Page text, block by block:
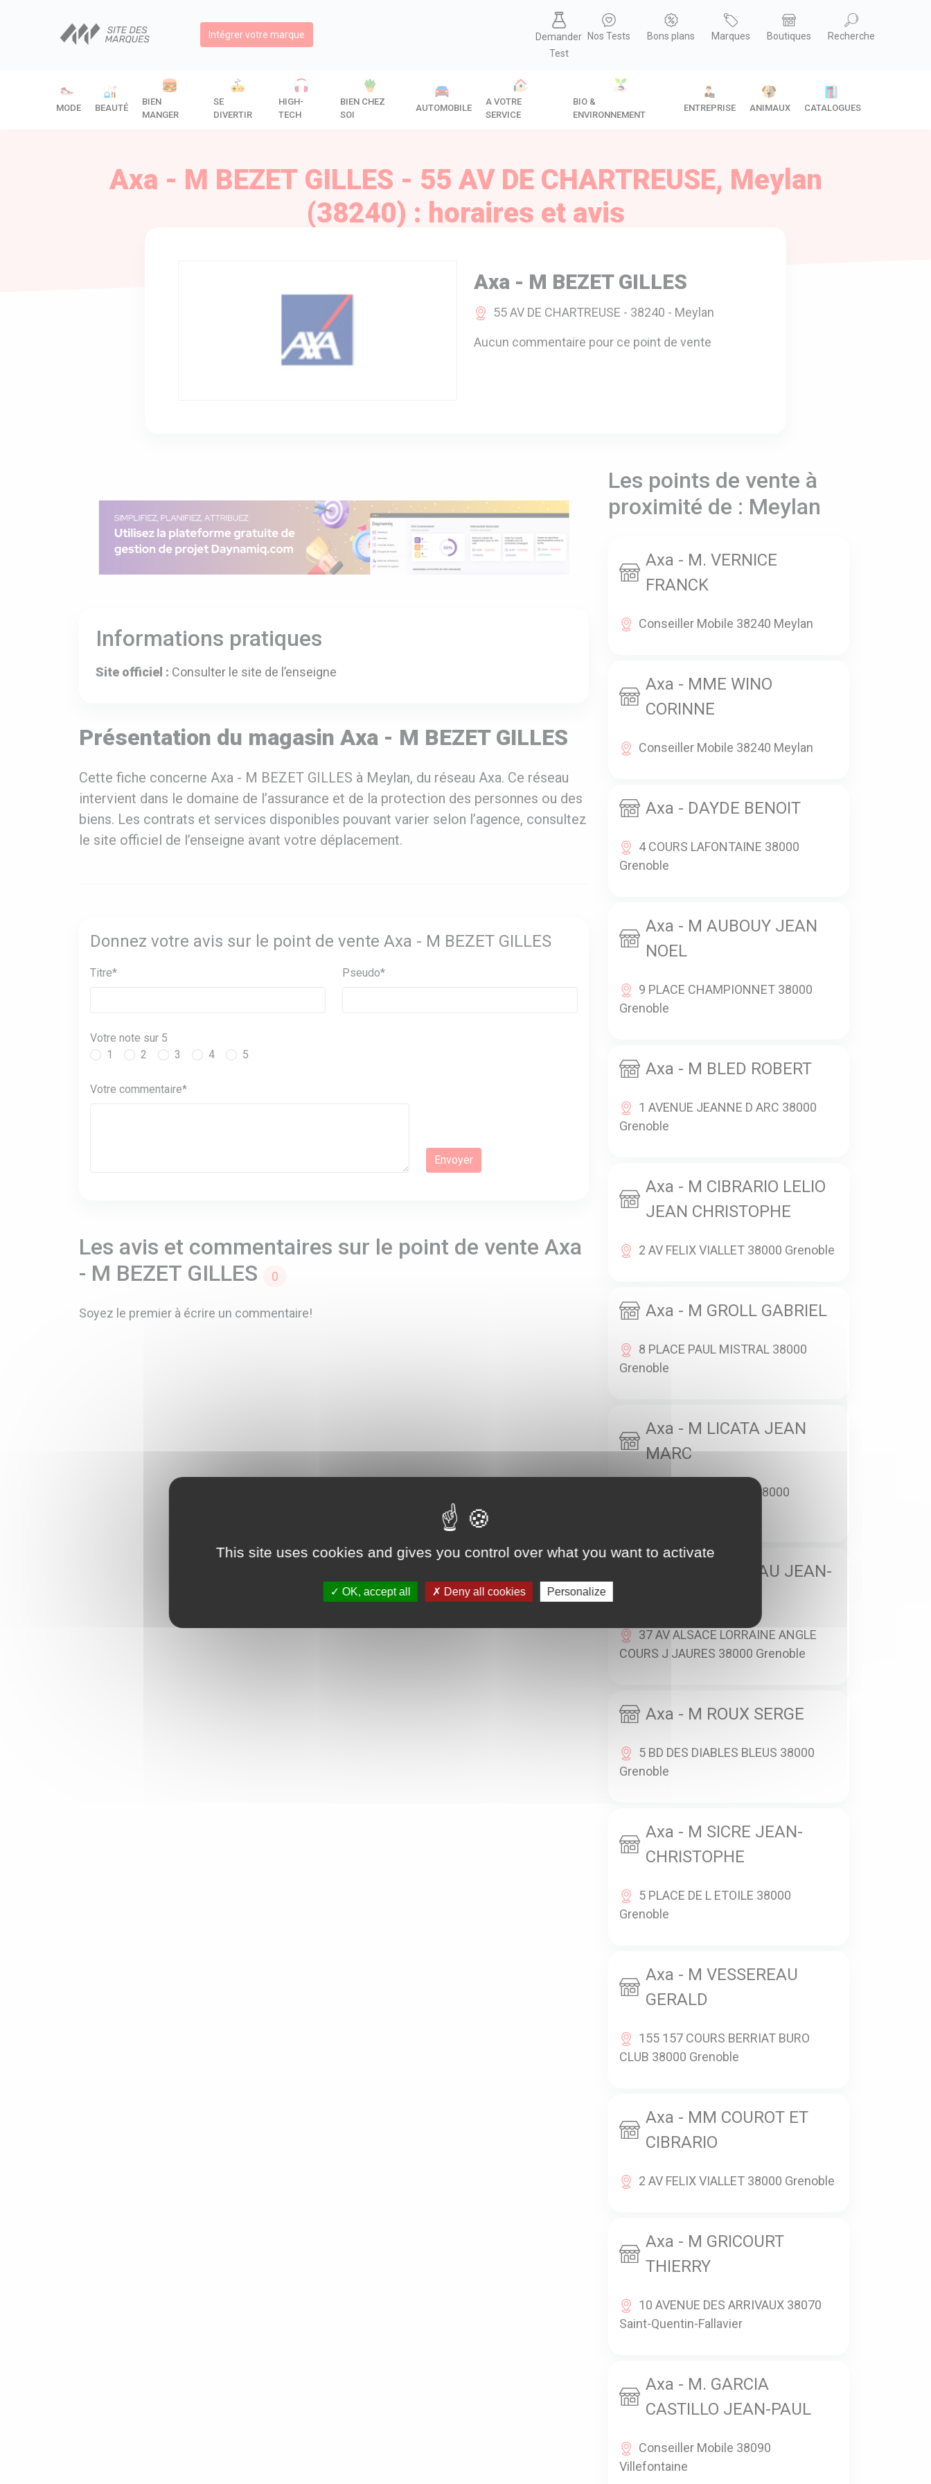
Intégrer votre marque
Demander
Test
Nos Tests Bons plans Marques Boutiques Recherche
MODE BEAUTÉ
BIEN
MANGER
SE
DIVERTIR
HIGH-
TECH
BIEN CHEZ
SOI
AUTOMOBILE
A VOTRE
SERVICE
BIO &
ENVIRONNEMENT
ENTREPRISE ANIMAUX CATALOGUES
Axa - M BEZET GILLES - 55 AV DE CHARTREUSE, Meylan
(38240) : horaires et avis
Axa - M BEZET GILLES
55 AV DE CHARTREUSE - 38240 - Meylan
Aucun commentaire pour ce point de vente
Informations pratiques
Site officiel : Consulter le site de l’enseigne
Présentation du magasin Axa - M BEZET GILLES
Cette fiche concerne Axa - M BEZET GILLES à Meylan, du réseau Axa. Ce réseau
intervient dans le domaine de l’assurance et de la protection des personnes ou des
biens. Les contrats et services disponibles pouvant varier selon l’agence, consultez
le site officiel de l’enseigne avant votre déplacement.
Donnez votre avis sur le point de vente Axa - M BEZET GILLES
Titre* Pseudo*
Votre note sur 5
1
2 3 4 5
Votre commentaire*
Les avis et commentaires sur le point de vente Axa
- M BEZET GILLES
0
Soyez le premier à écrire un commentaire!
Les points de vente à
proximité de : Meylan
Axa - M. VERNICE
FRANCK
Conseiller Mobile 38240 Meylan
Axa - MME WINO
CORINNE
Conseiller Mobile 38240 Meylan
Axa - DAYDE BENOIT
4 COURS LAFONTAINE 38000
Grenoble
Axa - M AUBOUY JEAN
NOEL
9 PLACE CHAMPIONNET 38000
Grenoble
Axa - M BLED ROBERT
1 AVENUE JEANNE D ARC 38000
Grenoble
Axa - M CIBRARIO LELIO
JEAN CHRISTOPHE
2 AV FELIX VIALLET 38000 Grenoble
Axa - M GROLL GABRIEL
8 PLACE PAUL MISTRAL 38000
Grenoble
Axa - M LICATA JEAN
MARC
166 COURS BERRIAT 38000
Axa - M PEYNEAU JEAN-
37 AV ALSACE LORRAINE ANGLE
COURS J JAURES 38000 Grenoble
Axa - M ROUX SERGE
5 BD DES DIABLES BLEUS 38000
Grenoble
Axa - M SICRE JEAN-
CHRISTOPHE
5 PLACE DE L ETOILE 38000
Grenoble
Axa - M VESSEREAU
GERALD
155 157 COURS BERRIAT BURO
CLUB 38000 Grenoble
Axa - MM COUROT ET
CIBRARIO
2 AV FELIX VIALLET 38000 Grenoble
Axa - M GRICOURT
THIERRY
10 AVENUE DES ARRIVAUX 38070
Saint-Quentin-Fallavier
Axa - M. GARCIA
CASTILLO JEAN-PAUL
Conseiller Mobile 38090
Villefontaine
This site uses cookies and gives you control over what you want to activate
OK, accept all Deny all cookies Personalize